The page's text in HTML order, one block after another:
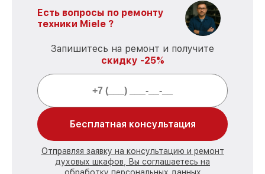
Есть вопросы по ремонту
техники Miele ?
Запишитесь на ремонт и получите
скидку -25%
Бесплатная консультация
Отправляя заявку на консультацию и ремонт
духовых шкафов, Вы соглашаетесь на